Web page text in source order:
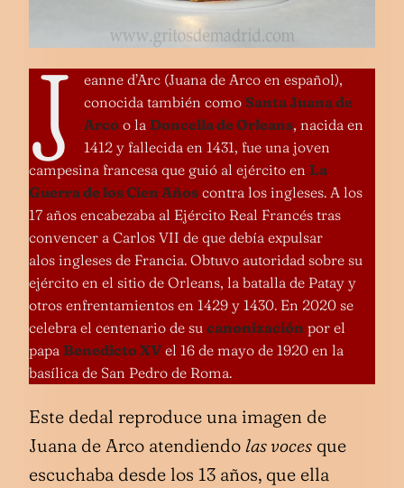
J
eanne d’Arc (Juana de Arco en español),
conocida también comoSanta Juana de
Arco o laDoncella de Orleans, nacida en
1412 y fallecida en 1431, fue una joven
campesina francesa que guió al ejército en La
Guerra de los Cien Años contra los ingleses. A los
17 años encabezaba al Ejército Real Francés tras
convencer a Carlos VII de que debía expulsar
alos ingleses de Francia. Obtuvo autoridad sobre su
ejército en el sitio de Orleans, la batalla de Patay y
otros enfrentamientos en 1429 y 1430. En 2020 se
celebra el centenario de su canonización por el
papa Benedicto XV el 16 de mayo de 1920 en la
basílica de San Pedro de Roma.
Este dedal reproduce una imagen de
Juana de Arco atendiendo las voces que
escuchaba desde los 13 años, que ella